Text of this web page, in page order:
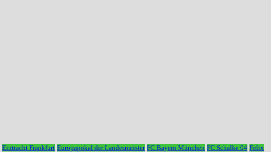
Eintracht Frankfurt Europapokal der Landesmeister FC Bayern München FC Schalke 04 Felix